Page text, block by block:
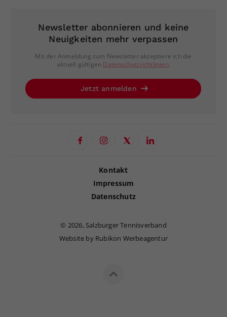
Newsletter abonnieren und keine
Neuigkeiten mehr verpassen
Mit der Anmeldung zum Newsletter akzeptiere ich die
aktuell gültigen Datenschutzrichtlinien.
Jetzt anmelden
Kontakt
Impressum
Datenschutz
© 2026, Salzburger Tennisverband
Website by Rubikon Werbeagentur